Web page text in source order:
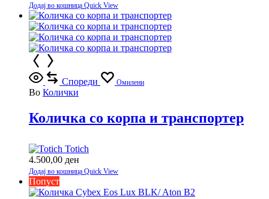
Додај во кошница Quick View
Спореди Омилени
Во Колички
Количка со корпа и транспортер
Totich
4.500,00 ден
Додај во кошница Quick View
Попуст